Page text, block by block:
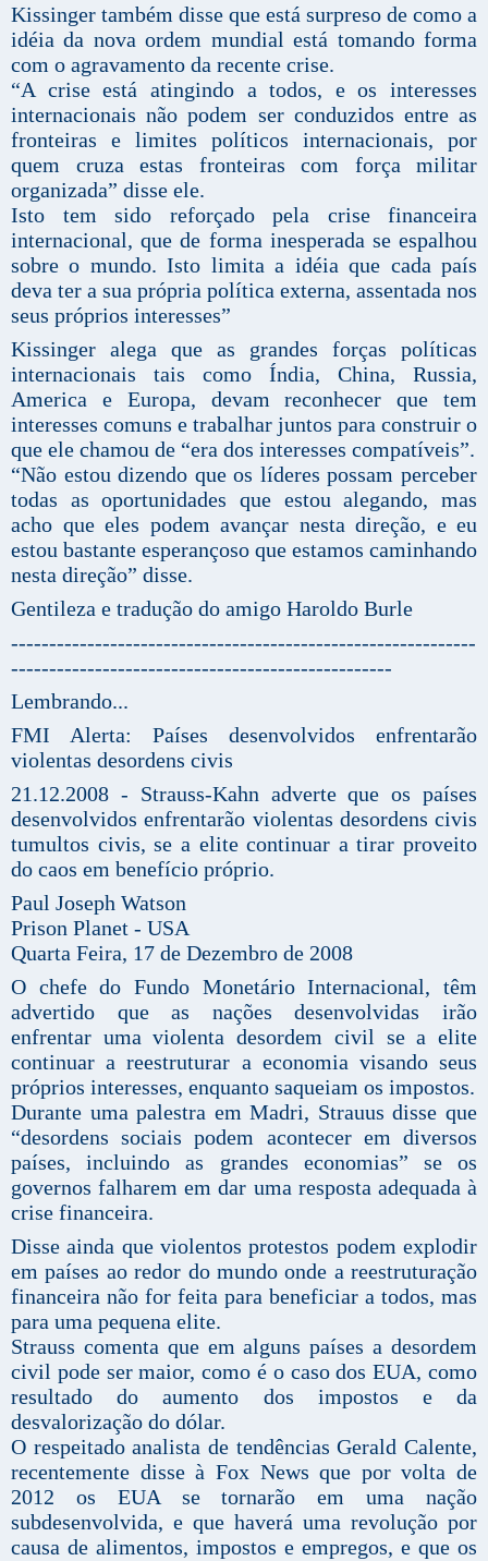
Kissinger também disse que está surpreso de como a
idéia da nova ordem mundial está tomando forma
com o agravamento da recente crise.
“A crise está atingindo a todos, e os interesses
internacionais não podem ser conduzidos entre as
fronteiras e limites políticos internacionais, por
quem cruza estas fronteiras com força militar
organizada” disse ele.
Isto tem sido reforçado pela crise financeira
internacional, que de forma inesperada se espalhou
sobre o mundo. Isto limita a idéia que cada país
deva ter a sua própria política externa, assentada nos
seus próprios interesses”
Kissinger alega que as grandes forças políticas
internacionais tais como Índia, China, Russia,
America e Europa, devam reconhecer que tem
interesses comuns e trabalhar juntos para construir o
que ele chamou de “era dos interesses compatíveis”.
“Não estou dizendo que os líderes possam perceber
todas as oportunidades que estou alegando, mas
acho que eles podem avançar nesta direção, e eu
estou bastante esperançoso que estamos caminhando
nesta direção” disse.
Gentileza e tradução do amigo Haroldo Burle
-------------------------------------------------------------
--------------------------------------------------
Lembrando...
FMI Alerta: Países desenvolvidos enfrentarão
violentas desordens civis
21.12.2008 - Strauss-Kahn adverte que os países
desenvolvidos enfrentarão violentas desordens civis
tumultos civis, se a elite continuar a tirar proveito
do caos em benefício próprio.
Paul Joseph Watson
Prison Planet - USA
Quarta Feira, 17 de Dezembro de 2008
O chefe do Fundo Monetário Internacional, têm
advertido que as nações desenvolvidas irão
enfrentar uma violenta desordem civil se a elite
continuar a reestruturar a economia visando seus
próprios interesses, enquanto saqueiam os impostos.
Durante uma palestra em Madri, Strauus disse que
“desordens sociais podem acontecer em diversos
países, incluindo as grandes economias” se os
governos falharem em dar uma resposta adequada à
crise financeira.
Disse ainda que violentos protestos podem explodir
em países ao redor do mundo onde a reestruturação
financeira não for feita para beneficiar a todos, mas
para uma pequena elite.
Strauss comenta que em alguns países a desordem
civil pode ser maior, como é o caso dos EUA, como
resultado do aumento dos impostos e da
desvalorização do dólar.
O respeitado analista de tendências Gerald Calente,
recentemente disse à Fox News que por volta de
2012 os EUA se tornarão em uma nação
subdesenvolvida, e que haverá uma revolução por
causa de alimentos, impostos e empregos, e que os